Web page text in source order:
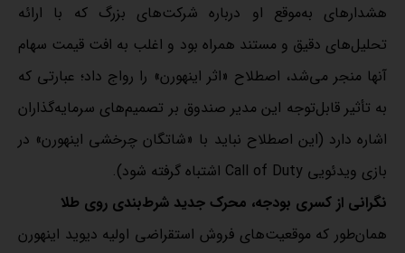
هشدارهای به‌موقع او درباره شرکت‌های بزرگ که با ارائه
تحلیل‌های دقیق و مستند همراه بود و اغلب به افت قیمت سهام
آنها منجر می‌شد، اصطلاح «اثر اینهورن» را رواج داد؛ عبارتی که
به تأثیر قابل‌توجه این مدیر صندوق بر تصمیم‌های سرمایه‌گذاران
اشاره دارد (این اصطلاح نباید با «شاتگان چرخشی اینهورن» در
بازی ویدئویی Call of Duty اشتباه گرفته شود).
نگرانی از کسری بودجه، محرک جدید شرط‌بندی روی طلا
همان‌طور که موقعیت‌های فروش استقراضی اولیه دیوید اینهورن